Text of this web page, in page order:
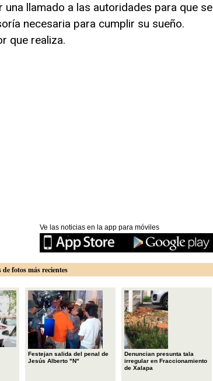
llamado a las autoridades para que se
necesaria para cumplir su sueño.
que realiza.
Ve las noticias en la app para móviles
de fotos más recientes
Festejan salida del penal de
Jesús Alberto "N"
Denuncian presunta tala
irregular en Fraccionamiento
de Xalapa